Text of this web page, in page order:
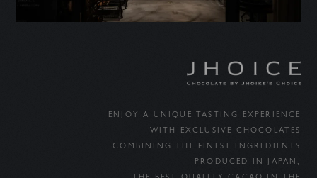
ENJOY A UNIQUE TASTING EXPERIENCE
WITH EXCLUSIVE CHOCOLATES
COMBINING THE FINEST INGREDIENTS
PRODUCED IN JAPAN,